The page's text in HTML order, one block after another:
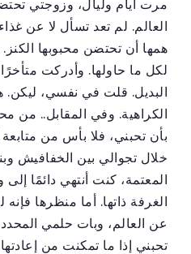
مرت أيام وليال، وزوجتي
العالم. لم تعد تسأل لا عن
همها أن تحتضن محبوبها
لكل ما حاولها. وأدركت متأخرًا
البديل. قلت في نفسي،
الكراهية. وفي المقابل.. من
بأن تحبني، فلا بأس من متابعة
خلال تجوالي بين الخفافيش
المعتمة، كنت أنتهي دائمًا إلى
الغرفة ذاتها. أما منظرها
عن العالم، وبات حلمي المحدد
تحبني إذا ما تمكنت من